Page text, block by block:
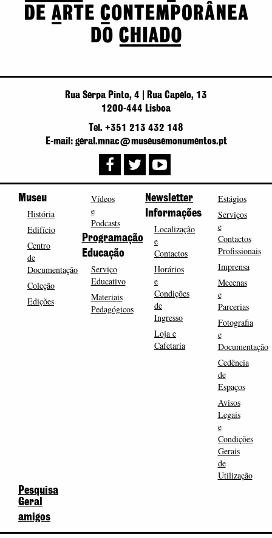
Rua Serpa Pinto, 4 | Rua Capelo, 13
1200-444 Lisboa
Tel. +351 213 432 148
E-mail: geral.mnac@museusemonumentos.pt
Museu
História
Edifício
Centro
de
Documentação
Coleção
Edições
Vídeos
e
Podcasts
Programação
Educação
Serviço
Educativo
Materiais
Pedagógicos
Newsletter
Informações
Localização
e
Contactos
Horários
e
Condições
de
Ingresso
Loja e
Cafetaria
Estágios
Serviços
e
Contactos
Profissionais
Imprensa
Mecenas
e
Parcerias
Fotografia
e
Documentação
Cedência
de
Espaços
Avisos
Legais
e
Condições
Gerais
de
Utilização
Pesquisa
Geral
amigos